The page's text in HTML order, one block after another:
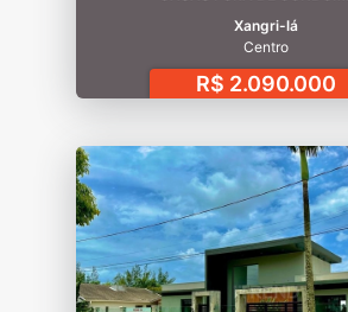
Xangri-lá
Centro
R$ 2.090.000